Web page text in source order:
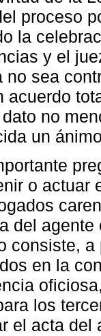
proceso
la
y el
no sea
acuerdo
no
un
o actuar
del
consiste,
en la
los
el acta